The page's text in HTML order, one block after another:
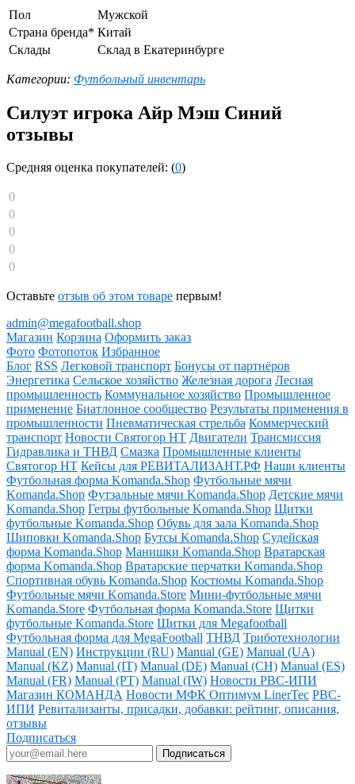
Пол
Мужской
Страна бренда* Китай
Склады
Склад в Екатеринбурге
Категории: Футбольный инвентарь
Силуэт игрока Айр Мэш Синий
отзывы
Средняя оценка покупателей: (0)
0
0
0
0
0
Оставьте отзыв об этом товаре первым!
admin@megafootball.shop
Магазин Корзина Оформить заказ
Фото Фотопоток Избранное
Блог RSS Легковой транспорт Бонусы от партнёров
Энергетика Сельское хозяйство Железная дорога Лесная
промышленность Коммунальное хозяйство Промышленное
применение Биатлонное сообщество Результаты применения в
промышленности Пневматическая стрельба Коммерческий
транспорт Новости Святогор НТ Двигатели Трансмиссия
Гидравлика и ТНВД Смазка Промышленные клиенты
Святогор НТ Кейсы для РЕВИТАЛИЗАНТ.РФ Наши клиенты
Футбольная форма Komanda.Shop Футбольные мячи
Komanda.Shop Футзальные мячи Komanda.Shop Детские мячи
Komanda.Shop Гетры футбольные Komanda.Shop Щитки
футбольные Komanda.Shop Обувь для зала Komanda.Shop
Шиповки Komanda.Shop Бутсы Komanda.Shop Судейская
форма Komanda.Shop Манишки Komanda.Shop Вратарская
форма Komanda.Shop Вратарские перчатки Komanda.Shop
Спортивная обувь Komanda.Shop Костюмы Komanda.Shop
Футбольные мячи Komanda.Store Мини-футбольные мячи
Komanda.Store Футбольная форма Komanda.Store Щитки
футбольные Komanda.Store Щитки для Megafootball
Футбольная форма для MegaFootball ТНВД Триботехнологии
Manual (EN) Инструкции (RU) Manual (GE) Manual (UA)
Manual (KZ) Manual (IT) Manual (DE) Manual (CH) Manual (ES)
Manual (FR) Manual (PT) Manual (IW) Новости РВС-ИПИ
Магазин КОМАНДА Новости МФК Оптимум LinerTec РВС-
ИПИ Ревитализанты, присадки, добавки: рейтинг, описания,
отзывы
Подписаться